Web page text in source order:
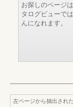
お探しのページ
タログビューで
んになれます。
左ページから抽出され